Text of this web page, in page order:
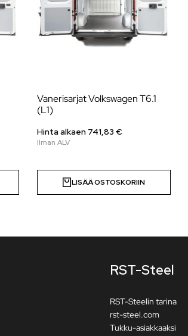
Vanerisarjat Volkswagen T6.1
(L1)
Hinta alkaen 741,83 €
LISÄÄ OSTOSKORIIN
RST-Steel
RST-Steelin tarina
rst-steel.com
Tukku-asiakkaaksi